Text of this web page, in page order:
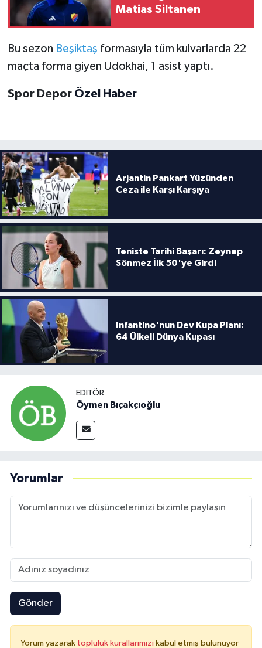
Matias Siltanen
Bu sezon Beşiktaş formasıyla tüm kulvarlarda 22
maçta forma giyen Udokhai, 1 asist yaptı.
Spor Depor Özel Haber
Arjantin Pankart Yüzünden
Ceza ile Karşı Karşıya
Teniste Tarihi Başarı: Zeynep
Sönmez İlk 50'ye Girdi
Infantino'nun Dev Kupa Planı:
64 Ülkeli Dünya Kupası
EDITÖR
Öymen Bıçakçıoğlu
Yorumlar
Gönder
Yorum yazarak topluluk kurallarımızı kabul etmiş bulunuyor
Atletizm
At Yarışı
Bisiklet
Güreş
Halter
Motor Sporları
Su Sporları
Diğer Spor Dalları
Futbolcular